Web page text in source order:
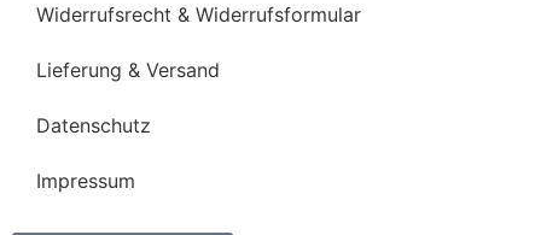
Widerrufsrecht & Widerrufsformular
Lieferung & Versand
Datenschutz
Impressum